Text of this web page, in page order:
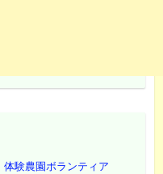
験農園ボランティア